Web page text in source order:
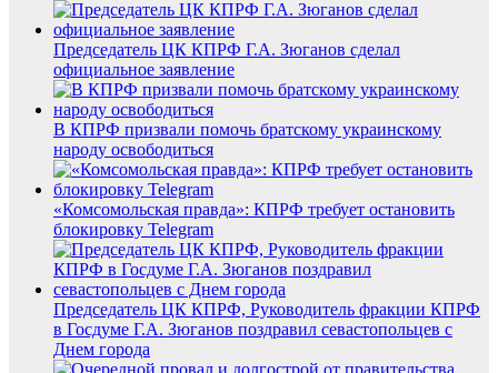
Председатель ЦК КПРФ Г.А. Зюганов сделал
официальное заявление
В КПРФ призвали помочь братскому украинскому
народу освободиться
«Комсомольская правда»: КПРФ требует остановить
блокировку Telegram
Председатель ЦК КПРФ, Руководитель фракции КПРФ
в Госдуме Г.А. Зюганов поздравил севастопольцев с
Днем города